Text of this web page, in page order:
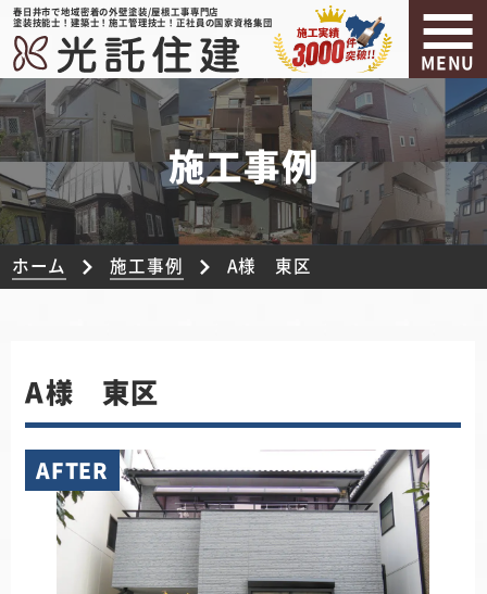
春日井市で地域密着の外壁塗装/屋根工事専門店
塗装技能士！建築士！施工管理技士！正社員の国家資格集団
MENU
施工事例
ホーム 施工事例 A様 東区
A様 東区